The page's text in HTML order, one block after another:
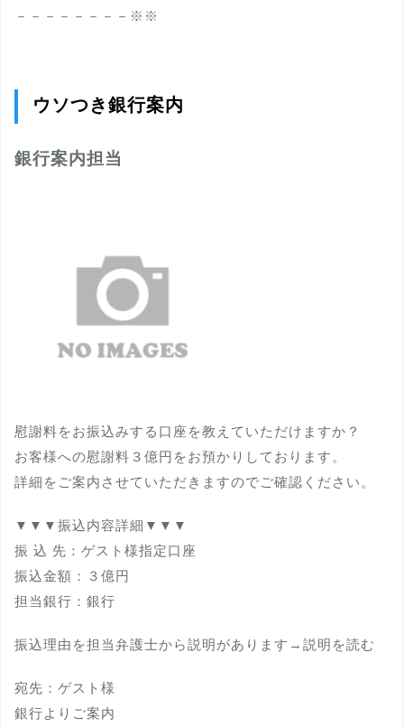
－－－－－－－－※※
ウソつき銀行案内
銀行案内担当
慰謝料をお振込みする口座を教えていただけますか？
お客様への慰謝料３億円をお預かりしております。
詳細をご案内させていただきますのでご確認ください。
▼▼▼振込内容詳細▼▼▼
振 込 先：ゲスト様指定口座
振込金額：３億円
担当銀行：銀行
振込理由を担当弁護士から説明があります→説明を読む
宛先：ゲスト様
銀行よりご案内